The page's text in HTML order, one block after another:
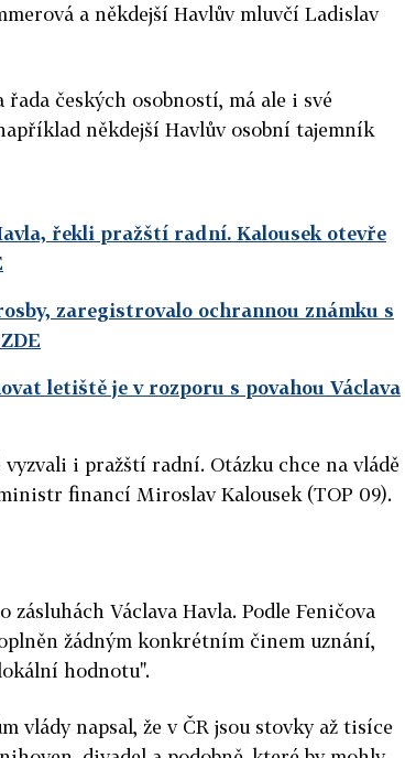
a někdejší Havlův mluvčí Ladislav
českých osobností, má ale i své
někdejší Havlův osobní tajemník
řekli pražští radní. Kalousek otevře
zaregistrovalo ochrannou známku s
letiště je v rozporu s povahou Václava
i pražští radní. Otázku chce na vládě
financí Miroslav Kalousek (TOP 09).
Václava Havla. Podle Feničova
žádným konkrétním činem uznání,
hodnotu".
vlády napsal, že v ČR jsou stovky až tisíce